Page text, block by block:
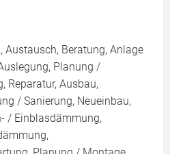
Beratung, Anlage
Planung /
Reparatur, Ausbau,
/ Sanierung, Neueinbau,
/ Einblasdämmung,